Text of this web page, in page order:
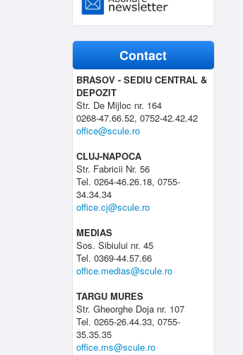
Contact
BRASOV - SEDIU CENTRAL &
DEPOZIT
Str. De Mijloc nr. 164
0268-47.66.52, 0752-42.42.42
office@scule.ro
CLUJ-NAPOCA
Str. Fabricii Nr. 56
Tel. 0264-46.26.18, 0755-
34.34.34
office.cj@scule.ro
MEDIAS
Sos. Sibiului nr. 45
Tel. 0369-44.57.66
office.medias@scule.ro
TARGU MURES
Str. Gheorghe Doja nr. 107
Tel. 0265-26.44.33, 0755-
35.35.35
office.ms@scule.ro